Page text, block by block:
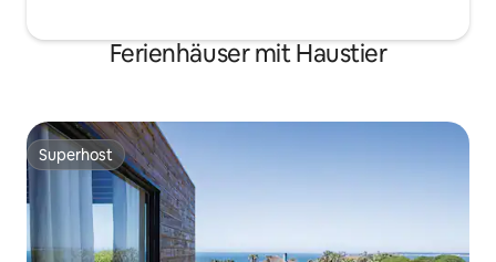
Ferienhäuser mit Haustier
Superhost
Superhost